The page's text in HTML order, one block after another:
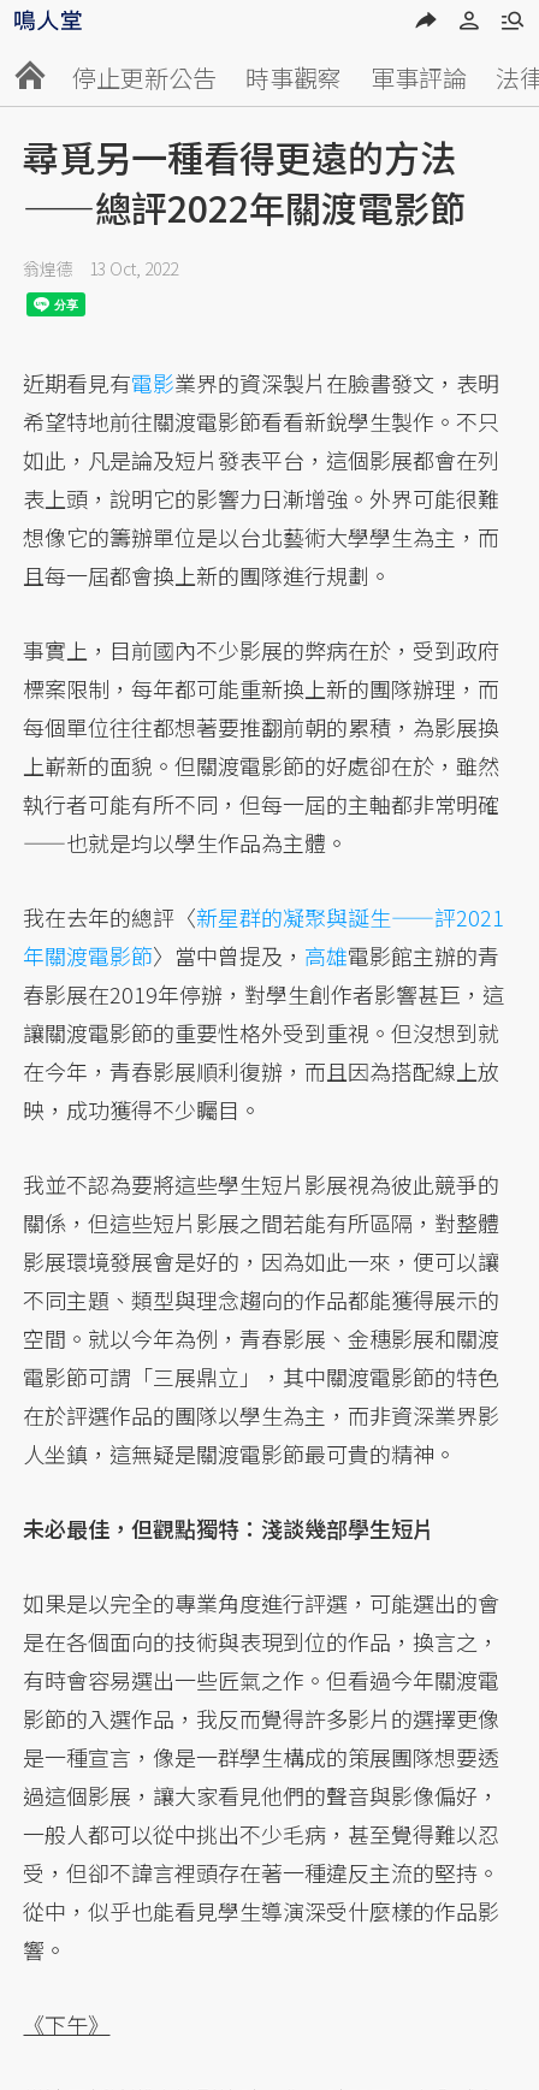
停止更新公告 時事觀察 軍事評論 法
尋覓另一種看得更遠的方法
——總評2022年關渡電影節
翁煌德 13 Oct, 2022
近期看見有電影業界的資深製片在臉書發文，表明
希望特地前往關渡電影節看看新銳學生製作。不只
如此，凡是論及短片發表平台，這個影展都會在列
表上頭，說明它的影響力日漸增強。外界可能很難
想像它的籌辦單位是以台北藝術大學學生為主，而
且每一屆都會換上新的團隊進行規劃。
事實上，目前國內不少影展的弊病在於，受到政府
標案限制，每年都可能重新換上新的團隊辦理，而
每個單位往往都想著要推翻前朝的累積，為影展換
上嶄新的面貌。但關渡電影節的好處卻在於，雖然
執行者可能有所不同，但每一屆的主軸都非常明確
——也就是均以學生作品為主體。
我在去年的總評〈新星群的凝聚與誕生——評2021
年關渡電影節〉當中曾提及， 高雄電影館主辦的青
春影展在2019年停辦，對學生創作者影響甚巨，這
讓關渡電影節的重要性格外受到重視。但沒想到就
在今年，青春影展順利復辦，而且因為搭配線上放
映，成功獲得不少矚目。
我並不認為要將這些學生短片影展視為彼此競爭的
關係，但這些短片影展之間若能有所區隔，對整體
影展環境發展會是好的，因為如此一來，便可以讓
不同主題、類型與理念趨向的作品都能獲得展示的
空間。就以今年為例，青春影展、金穗影展和關渡
電影節可謂「三展鼎立」，其中關渡電影節的特色
在於評選作品的團隊以學生為主，而非資深業界影
人坐鎮，這無疑是關渡電影節最可貴的精神。
未必最佳，但觀點獨特：淺談幾部學生短片
如果是以完全的專業角度進行評選，可能選出的會
是在各個面向的技術與表現到位的作品，換言之，
有時會容易選出一些匠氣之作。但看過今年關渡電
影節的入選作品，我反而覺得許多影片的選擇更像
是一種宣言，像是一群學生構成的策展團隊想要透
過這個影展，讓大家看見他們的聲音與影像偏好，
一般人都可以從中挑出不少毛病，甚至覺得難以忍
受，但卻不諱言裡頭存在著一種違反主流的堅持。
從中，似乎也能看見學生導演深受什麼樣的作品影
響。
《下午》